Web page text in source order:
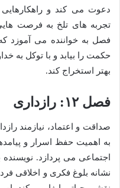
دعوت می کند و
تجربه های تلخ به فرصت
فصل به خواننده می آموزد
حکمت را بیابد و با توکل به
بهتر استخراج کند.
فصل ۱۲: رازداری
صداقت و اعتماد، نیازمند
به اهمیت حفظ اسرار و
اجتماعی می پردازد. نویسنده
نشانه بلوغ فکری و اخلاقی